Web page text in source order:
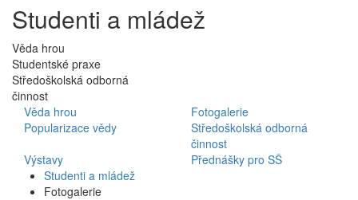
Studenti a mládež
Věda hrou
Studentské praxe
Středoškolská odborná
činnost
Věda hrou
Fotogalerie
Popularizace vědy
Středoškolská odborná
činnost
Výstavy
Přednášky pro SŠ
Studenti a mládež
Fotogalerie